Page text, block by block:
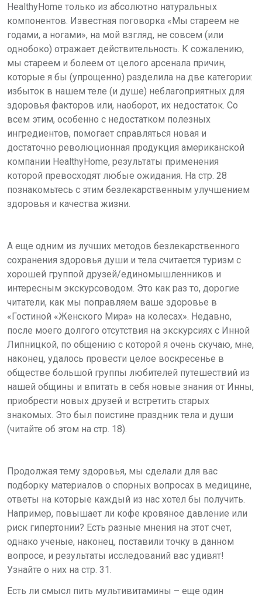
HealthyHome только из абсолютно натуральных
компонентов. Известная поговорка «Мы стареем не
годами, а ногами», на мой взгляд, не совсем (или
однобоко) отражает действительность. К сожалению,
мы стареем и болеем от целого арсенала причин,
которые я бы (упрощенно) разделила на две категории:
избыток в нашем теле (и душе) неблагоприятных для
здоровья факторов или, наоборот, их недостаток. Со
всем этим, особенно с недостатком полезных
ингредиентов, помогает справляться новая и
достаточно революционная продукция американской
компании HealthyHome, результаты применения
которой превосходят любые ожидания. На стр. 28
познакомьтесь с этим безлекарственным улучшением
здоровья и качества жизни.
А еще одним из лучших методов безлекарственного
сохранения здоровья души и тела считается туризм с
хорошей группой друзей/единомышленников и
интересным экскурсоводом. Это как раз то, дорогие
читатели, как мы поправляем ваше здоровье в
«Гостиной «Женского Мира» на колесах». Недавно,
после моего долгого отсутствия на экскурсиях с Инной
Липницкой, по общению с которой я очень скучаю, мне,
наконец, удалось провести целое воскресенье в
обществе большой группы любителей путешествий из
нашей общины и впитать в себя новые знания от Инны,
приобрести новых друзей и встретить старых
знакомых. Это был поистине праздник тела и души
(читайте об этом на стр. 18).
Продолжая тему здоровья, мы сделали для вас
подборку материалов о спорных вопросах в медицине,
ответы на которые каждый из нас хотел бы получить.
Например, повышает ли кофе кровяное давление или
риск гипертонии? Есть разные мнения на этот счет,
однако ученые, наконец, поставили точку в данном
вопросе, и результаты исследований вас удивят!
Узнайте о них на стр. 31.
Есть ли смысл пить мультивитамины – еще один